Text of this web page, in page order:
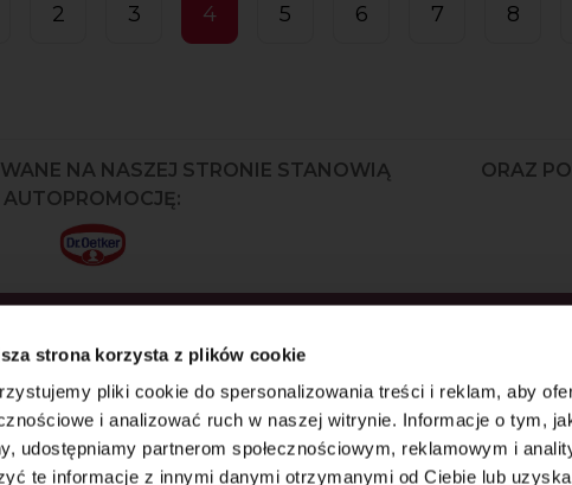
strona korzysta z plików cookie
pliki cookie do spersonalizowania treści i reklam, aby
i analizować ruch w naszej witrynie. Informacje o tym,
udostępniamy partnerom społecznościowym, reklamowym i
te informacje z innymi danymi otrzymanymi od Ciebie lub
2 3 4 5 6 7 8
NA NASZEJ STRONIE STANOWIĄ
AUTOPROMOCJĘ:
ORAZ
I ODKRYJ JAKO PIERWSZY
ORAZ WYJĄTKOWE